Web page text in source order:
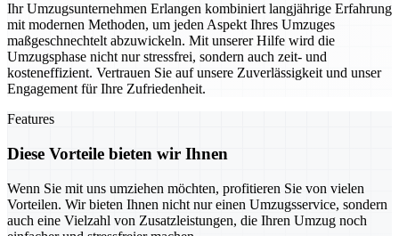
Ihr Umzugsunternehmen Erlangen kombiniert langjährige Erfahrung
mit modernen Methoden, um jeden Aspekt Ihres Umzuges
maßgeschnechtelt abzuwickeln. Mit unserer Hilfe wird die
Umzugsphase nicht nur stressfrei, sondern auch zeit- und
kosteneffizient. Vertrauen Sie auf unsere Zuverlässigkeit und unser
Engagement für Ihre Zufriedenheit.
Features
Diese Vorteile bieten wir Ihnen
Wenn Sie mit uns umziehen möchten, profitieren Sie von vielen
Vorteilen. Wir bieten Ihnen nicht nur einen Umzugsservice, sondern
auch eine Vielzahl von Zusatzleistungen, die Ihren Umzug noch